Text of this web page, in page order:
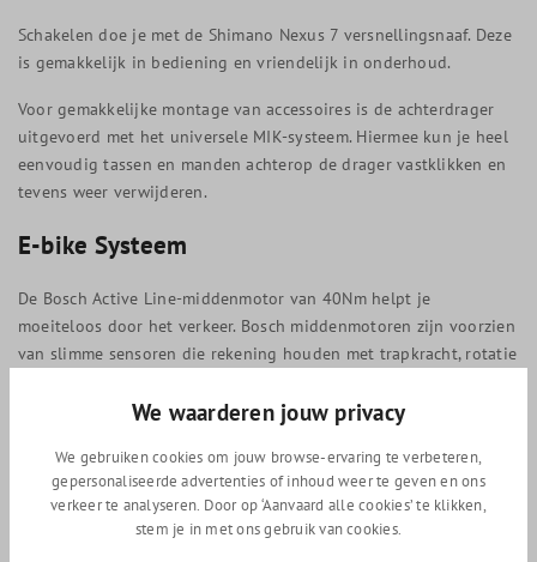
Schakelen doe je met de Shimano Nexus 7 versnellingsnaaf. Deze
is gemakkelijk in bediening en vriendelijk in onderhoud.
Voor gemakkelijke montage van accessoires is de achterdrager
uitgevoerd met het universele MIK-systeem. Hiermee kun je heel
eenvoudig tassen en manden achterop de drager vastklikken en
tevens weer verwijderen.
E-bike Systeem
De Bosch Active Line-middenmotor van 40Nm helpt je
moeiteloos door het verkeer. Bosch middenmotoren zijn voorzien
van slimme sensoren die rekening houden met trapkracht, rotatie
Alle informatie is duidelijk af te lezen op het Bosch Purion
zijdisplay.
De accu bevind zich onder de bagagedrager is lekker compact. Je
kunt de accu opladen via de fiets maar de accu is tevens
We waarderen jouw privacy
We gebruiken cookies om jouw browse-ervaring te verbeteren,
gepersonaliseerde advertenties of inhoud weer te geven en ons
verkeer te analyseren. Door op ‘Aanvaard alle cookies’ te klikken,
stem je in met ons gebruik van cookies.